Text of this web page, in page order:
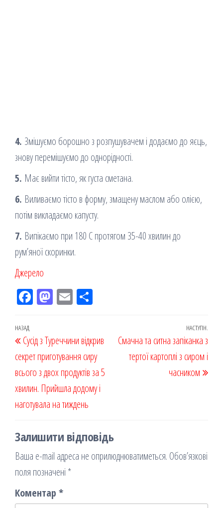
4. Змішуємо борошно з розпушувачем і додаємо до яєць,
знову перемішуємо до однорідності.
5. Має вийти тісто, як густа сметана.
6. Виливаємо тісто в форму, змащену маслом або олією,
потім викладаємо капусту.
7. Випікаємо при 180 С протягом 35-40 хвилин до
рум’яної скоринки.
Джерело
Fac
eb
k
M
ast
on
Em
ail
ис
я
Навігація
записів
Попередній
запис
НАЗАД
Сусід з Туреччини відкрив
секрет приготування сиру
всього з двох продуктів за 5
хвилин. Прийшла додому і
наготувала на тиждень
НАСТУПН.
Смачна та ситна запіканка з
тертої картоплі з сиром і
часником
Залишити відповідь
Ваша e-mail адреса не оприлюднюватиметься. Обов’язкові
поля позначені *
Коментар *